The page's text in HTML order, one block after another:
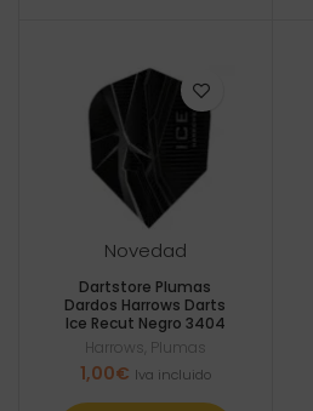
Novedad
Dartstore Plumas
Dardos Harrows Darts
Ice Recut Negro 3404
Harrows Plumas
1,00€ Iva incluido